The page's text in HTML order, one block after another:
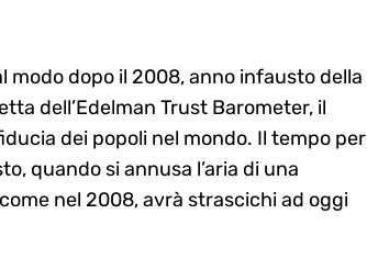
modo dopo il 2008, anno infausto della
dell’Edelman Trust Barometer, il
dei popoli nel mondo. Il tempo per
quando si annusa l’aria di una
nel 2008, avrà strascichi ad oggi